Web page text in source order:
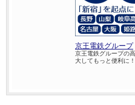
京王電鉄グループ
京王電鉄グループの
大してもっと便利に！